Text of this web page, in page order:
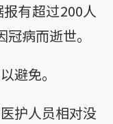
有超过200人
病而逝世。
避免。
护人员相对没